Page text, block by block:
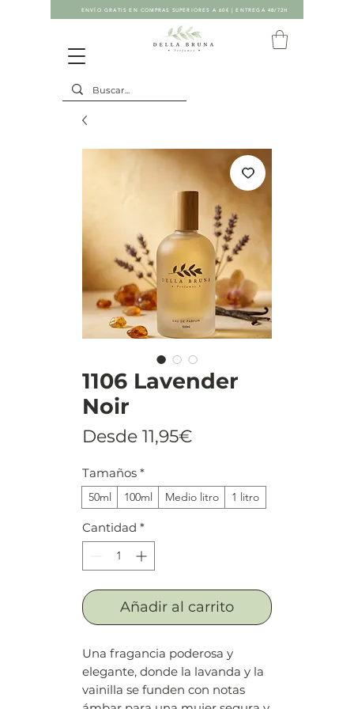
ENVÍO GRATIS EN COMPRAS SUPERIORES A 60€ | ENTREGA 48/72H
1106 Lavender
Noir
Desde 11,95€
Tamaños *
50ml 100ml Medio litro 1 litro
Cantidad *
Añadir al carrito
Una fragancia poderosa y
elegante, donde la lavanda y la
vainilla se funden con notas